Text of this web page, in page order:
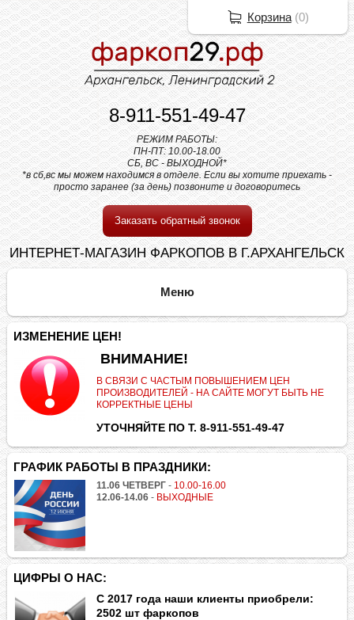
8-911-551-49-47
РЕЖИМ РАБОТЫ:
ПН-ПТ: 10.00-18.00
СБ, ВС - ВЫХОДНОЙ*
*в сб,вс мы можем находимся в отделе. Если вы хотите приехать -
просто заранее (за день) позвоните и договоритесь
Заказать обратный звонок
ИНТЕРНЕТ-МАГАЗИН ФАРКОПОВ В Г.АРХАНГЕЛЬСК
ИЗМЕНЕНИЕ ЦЕН!
ВНИМАНИЕ!
В СВЯЗИ С ЧАСТЫМ ПОВЫШЕНИЕМ ЦЕН
ПРОИЗВОДИТЕЛЕЙ - НА САЙТЕ МОГУТ БЫТЬ НЕ
КОРРЕКТНЫЕ ЦЕНЫ
УТОЧНЯЙТЕ ПО Т. 8-911-551-49-47
ГРАФИК РАБОТЫ В ПРАЗДНИКИ:
11.06 ЧЕТВЕРГ - 10.00-16.00
12.06-14.06 - ВЫХОДНЫЕ
ЦИФРЫ О НАС:
С 2017 года наши клиенты приобрели:
2502 шт фаркопов
Корзина(0)